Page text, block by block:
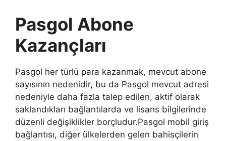
Pasgol Abone
Kazançları
Pasgol her türlü para kazanmak, mevcut abone
sayısının nedenidir, bu da Pasgol mevcut adresi
nedeniyle daha fazla talep edilen, aktif olarak
saklandıkları bağlantılarda ve lisans bilgilerinde
düzenli değişiklikler borçludur.Pasgol mobil giriş
bağlantısı, diğer ülkelerden gelen bahisçilerin